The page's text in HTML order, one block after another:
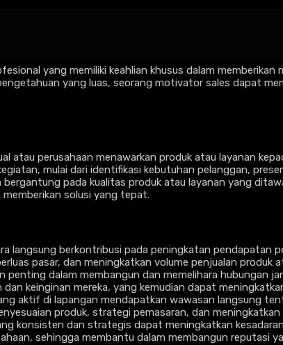
semakin ketat, performa tim penjualan menjadi salah
dan semangat kerja yang tinggi sering kali menjadi
yang memiliki keahlian khusus dalam
yang luas, seorang motivator sales dapat
atau perusahaan menawarkan produk atau layanan
mulai dari identifikasi kebutuhan pelanggan,
pada kualitas produk atau layanan yang
solusi yang tepat.
langsung berkontribusi pada peningkatan pendapatan
pasar, dan meningkatkan volume penjualan produk
penting dalam membangun dan memelihara hubungan
keinginan mereka, yang kemudian dapat
aktif di lapangan mendapatkan wawasan langsung
produk, strategi pemasaran, dan meningkatkan
konsisten dan strategis dapat meningkatkan
sehingga membantu dalam membangun reputasi